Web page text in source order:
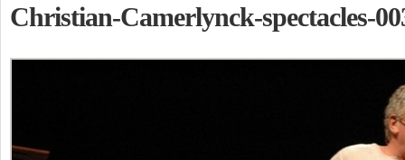
Christian-Camerlynck-spectacles-